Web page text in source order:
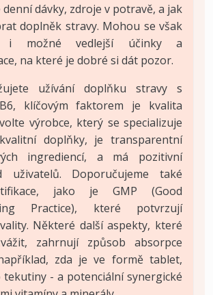
dávky, zdroje v potravě, a jak
doplněk stravy. Mohou se však
i možné vedlejší účinky a
na které je dobré si dát pozor.
užívání doplňku stravy s
klíčovým faktorem je kvalita
výrobce, který se specializuje
doplňky, je transparentní
ingrediencí, a má pozitivní
uživatelů. Doporučujeme také
jako je GMP (Good
Practice), které potvrzují
Některé další aspekty, které
zahrnují způsob absorpce
zda je ve formě tablet,
tekutiny - a potenciální synergické